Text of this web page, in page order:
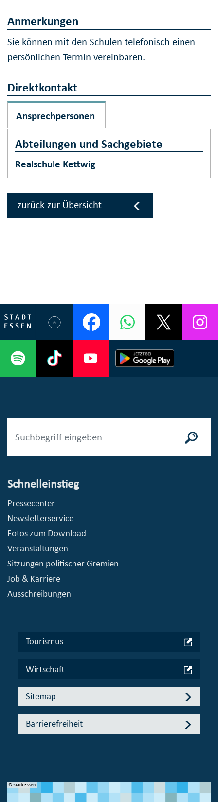
Anmerkungen
Sie können mit den Schulen telefonisch einen
persönlichen Termin vereinbaren.
Direktkontakt
Ansprechpersonen
Abteilungen und Sachgebiete
Realschule Kettwig
zurück zur Übersicht
Schnelleinstieg
Pressecenter
Newsletterservice
Fotos zum Download
Veranstaltungen
Sitzungen politischer Gremien
Job & Karriere
Ausschreibungen
Tourismus
Wirtschaft
Sitemap
Barrierefreiheit
© Stadt Essen